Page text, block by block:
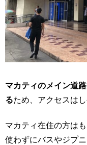
マカティのメイン道
るため、アクセスはし
マカティ在住の方は
使わずにバスやジプ